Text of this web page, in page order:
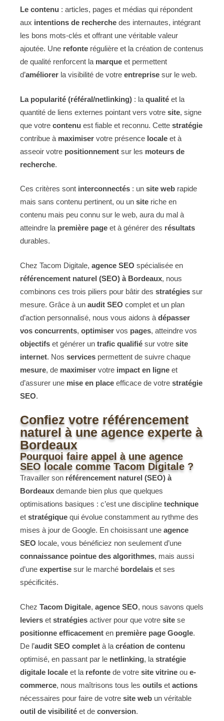
Le contenu : articles, pages et médias qui répondent
aux intentions de recherche des internautes, intégrant
les bons mots-clés et offrant une véritable valeur
ajoutée. Une refonte régulière et la création de contenus
de qualité renforcent la marque et permettent
d’améliorer la visibilité de votre entreprise sur le web.
La popularité (référal/netlinking) : la qualité et la
quantité de liens externes pointant vers votre site, signe
que votre contenu est fiable et reconnu. Cette stratégie
contribue à maximiser votre présence locale et à
asseoir votre positionnement sur les moteurs de
recherche.
Ces critères sont interconnectés : un site web rapide
mais sans contenu pertinent, ou un site riche en
contenu mais peu connu sur le web, aura du mal à
atteindre la première page et à générer des résultats
durables.
Chez Tacom Digitale, agence SEO spécialisée en
référencement naturel (SEO) à Bordeaux, nous
combinons ces trois piliers pour bâtir des stratégies sur
mesure. Grâce à un audit SEO complet et un plan
d’action personnalisé, nous vous aidons à dépasser
vos concurrents, optimiser vos pages, atteindre vos
objectifs et générer un trafic qualifié sur votre site
internet. Nos services permettent de suivre chaque
mesure, de maximiser votre impact en ligne et
d’assurer une mise en place efficace de votre stratégie
SEO.
Confiez votre référencement
naturel à une agence experte à
Bordeaux
Pourquoi faire appel à une agence
SEO locale comme Tacom Digitale ?
Travailler son référencement naturel (SEO) à
Bordeaux demande bien plus que quelques
optimisations basiques : c’est une discipline technique
et stratégique qui évolue constamment au rythme des
mises à jour de Google. En choisissant une agence
SEO locale, vous bénéficiez non seulement d’une
connaissance pointue des algorithmes, mais aussi
d’une expertise sur le marché bordelais et ses
spécificités.
Chez Tacom Digitale, agence SEO, nous savons quels
leviers et stratégies activer pour que votre site se
positionne efficacement en première page Google.
De l’audit SEO complet à la création de contenu
optimisé, en passant par le netlinking, la stratégie
digitale locale et la refonte de votre site vitrine ou e-
commerce, nous maîtrisons tous les outils et actions
nécessaires pour faire de votre site web un véritable
outil de visibilité et de conversion.